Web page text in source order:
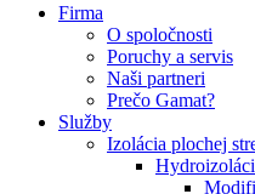
Firma
O spoločnosti
Poruchy a servis
Naši partneri
Prečo Gamat?
Služby
Izolácia plochej